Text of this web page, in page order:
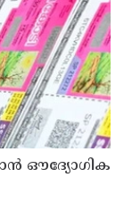
ഔദ്യോഗിക